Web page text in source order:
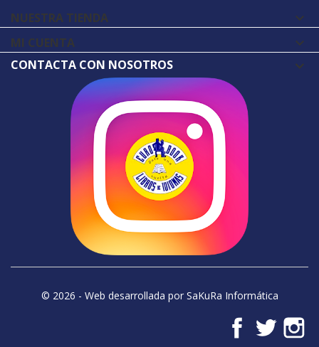
NUESTRA TIENDA 
MI CUENTA 
CONTACTA CON NOSOTROS
© 2026 - Web desarrollada por SaKuRa Informática